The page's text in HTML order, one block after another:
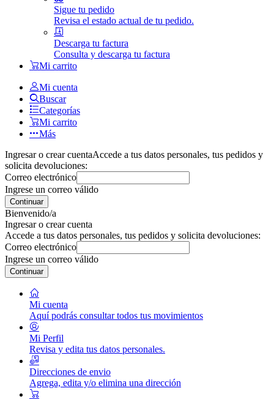
Sigue tu pedido
Revisa el estado actual de tu pedido.
Descarga tu factura
Consulta y descarga tu factura
Mi carrito
Mi cuenta
Buscar
Categorías
Mi carrito
Más
Ingresar o crear cuentaAccede a tus datos personales, tus pedidos y
solicita devoluciones:
Correo electrónico
Ingrese un correo válido
Continuar
Bienvenido/a
Ingresar o crear cuenta
Accede a tus datos personales, tus pedidos y solicita devoluciones:
Correo electrónico
Ingrese un correo válido
Continuar
Mi cuenta
Aquí podrás consultar todos tus movimientos
Mi Perfil
Revisa y edita tus datos personales.
Direcciones de envio
Agrega, edita y/o elimina una dirección